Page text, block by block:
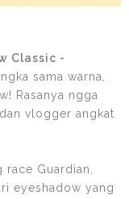
Classic -
sama warna,
Rasanya ngga
vlogger angkat
Guardian,
eyeshadow yang